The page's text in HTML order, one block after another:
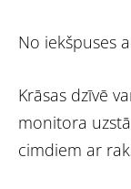
No iekšpuses
Krāsas dzīvē
monitora
cimdiem ar